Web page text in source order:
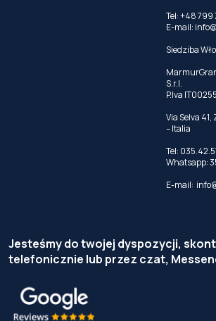
Tel: +48 799
E-mail:
Siedziba
S.r.l.
P.Iva
Via Selva
– Italia
Tel:
Whatsapp:
E-mail:
Jesteśmy do twojej dyspozycji,
telefonicznie lub przez czat,